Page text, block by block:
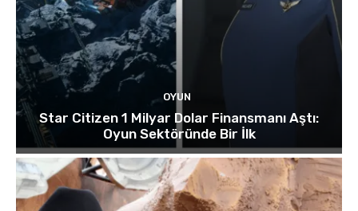
OYUN
Star Citizen 1 Milyar Dolar Finansmanı Aştı:
Oyun Sektöründe Bir İlk